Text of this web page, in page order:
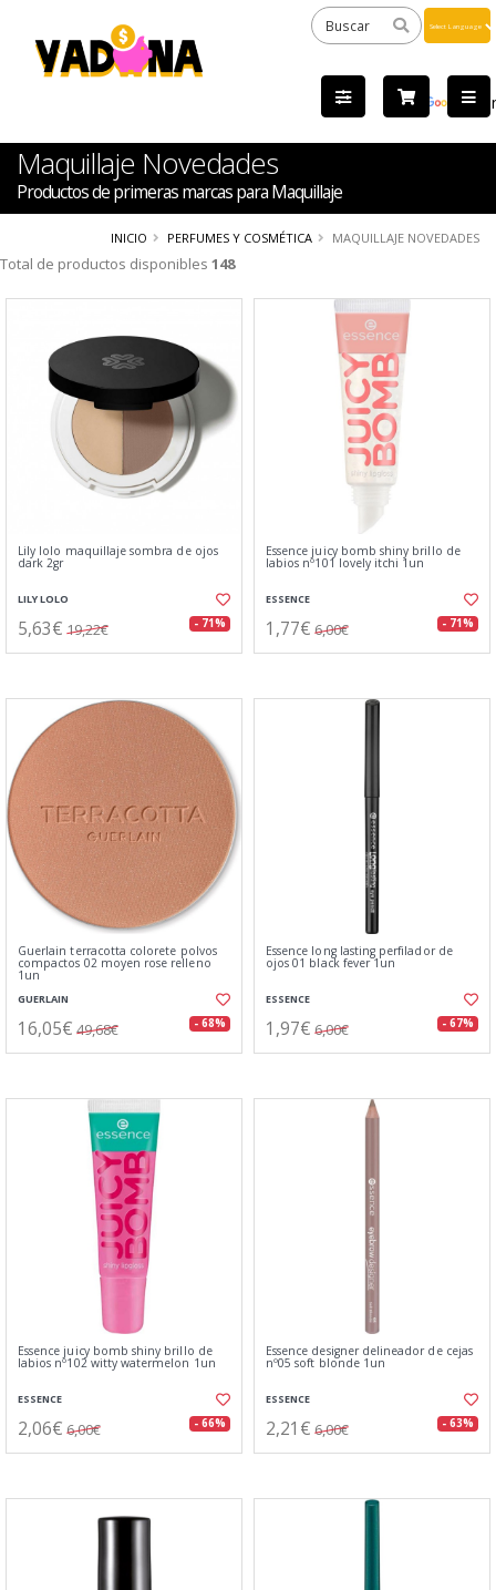
by
Maquillaje Novedades
Productos de primeras marcas para Maquillaje
INICIO PERFUMES Y COSMÉTICA MAQUILLAJE NOVEDADES
Total de productos disponibles 148
Lily lolo maquillaje sombra de ojos
dark 2gr
LILY LOLO
5,63€ 19,22€ - 71%
Essence juicy bomb shiny brillo de
labios nº101 lovely itchi 1un
ESSENCE
1,77€ 6,00€ - 71%
Guerlain terracotta colorete polvos
compactos 02 moyen rose relleno
1un
GUERLAIN
16,05€ 49,68€ - 68%
Essence long lasting perfilador de
ojos 01 black fever 1un
ESSENCE
1,97€ 6,00€ - 67%
Essence juicy bomb shiny brillo de
labios nº102 witty watermelon 1un
ESSENCE
2,06€ 6,00€ - 66%
Essence designer delineador de cejas
nº05 soft blonde 1un
ESSENCE
2,21€ 6,00€ - 63%